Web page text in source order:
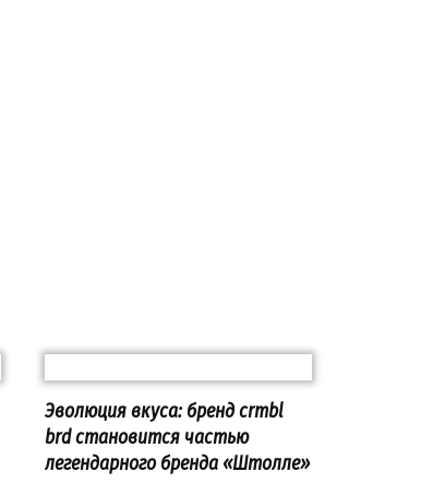
Эволюция вкуса: бренд crmbl
brd становится частью
легендарного бренда «Штолле»